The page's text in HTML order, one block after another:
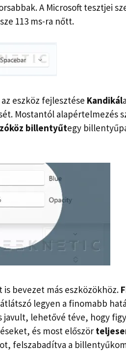
A Microsoft tesztjei
113 ms-ra nőtt.
eszköz fejlesztése Kandikál
Mostantól alapértelmezés
billentyűtegy
bevezet más eszközökhöz.
legyen a finomabb
javult, lehetővé téve, hogy
és most először
felszabadítva a